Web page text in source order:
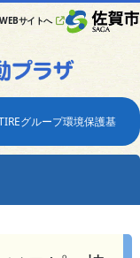
サイトへ
グループ環境保護基